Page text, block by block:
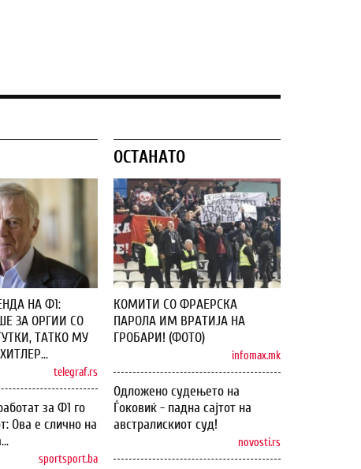
НА Ф1:
ЗА ОРГИИ СО
ТАТКО МУ
telegraf.rs
за Ф1 го
Ова е слично на
sportsport.ba
ОСТАНАТО
КОМИТИ СО ФРАЕРСКА
ПАРОЛА ИМ ВРАТИЈА НА
ГРОБАРИ! (ФОТО)
infomax.mk
Одложено судењето на
Ѓоковиќ - падна сајтот на
австралискиот суд!
novosti.rs